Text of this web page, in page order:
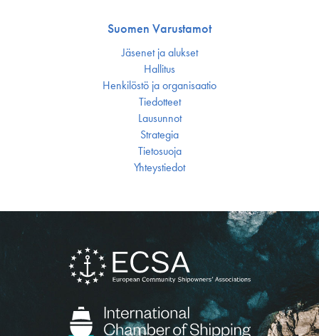
Suomen Varustamot
Jäsenet ja alukset
Hallitus
Henkilöstö ja organisaatio
Tiedotteet
Lausunnot
Strategia
Tietosuoja
Yhteystiedot